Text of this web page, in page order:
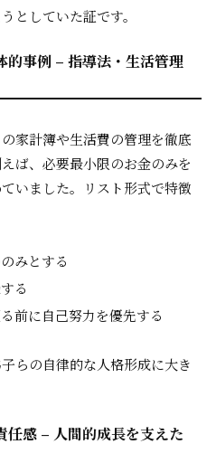
としていた証です。
的事例 – 指導法・生活管理
家計簿や生活費の管理を徹底
ば、必要最小限のお金のみを
いました。リスト形式で特徴
みとする
る
前に自己努力を優先する
らの自律的な人格形成に大き
任感 – 人間的成長を支えた